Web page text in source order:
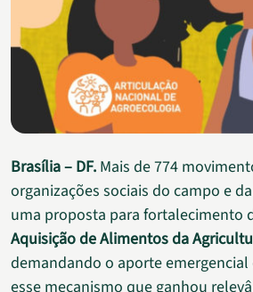
Brasília – DF. Mais de 774
organizações sociais do campo e
uma proposta para fortalecimento
Aquisição de Alimentos da
demandando o aporte emergencial
esse mecanismo que ganhou